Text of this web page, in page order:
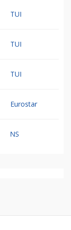
TUI
TUI
TUI
Eurostar
NS